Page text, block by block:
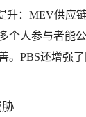
升：MEV供应
个人参与者能
。PBS还增强